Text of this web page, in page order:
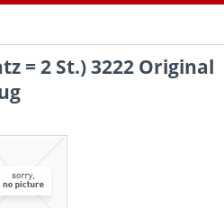
= 2 St.) 3222 Original